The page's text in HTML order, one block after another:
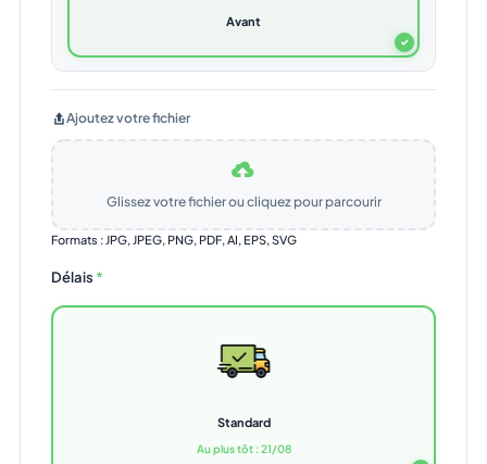
✓
Avant
Ajoutez votre fichier
Glissez votre fichier ou cliquez pour parcourir
Formats : JPG, JPEG, PNG, PDF, AI, EPS, SVG
Délais *
Standard
Au plus tôt : 21/08